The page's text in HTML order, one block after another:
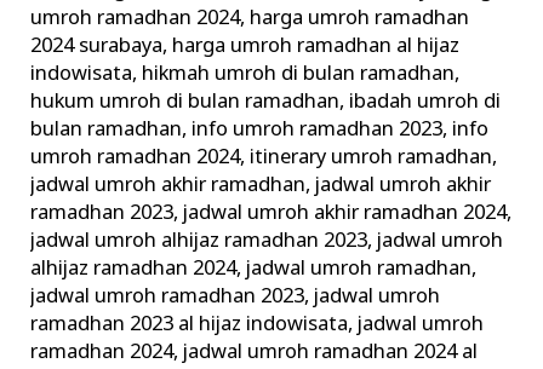
umroh ramadhan 2024, harga umroh ramadhan
2024 surabaya, harga umroh ramadhan al hijaz
indowisata, hikmah umroh di bulan ramadhan,
hukum umroh di bulan ramadhan, ibadah umroh di
bulan ramadhan, info umroh ramadhan 2023, info
umroh ramadhan 2024, itinerary umroh ramadhan,
jadwal umroh akhir ramadhan, jadwal umroh akhir
ramadhan 2023, jadwal umroh akhir ramadhan 2024,
jadwal umroh alhijaz ramadhan 2023, jadwal umroh
alhijaz ramadhan 2024, jadwal umroh ramadhan,
jadwal umroh ramadhan 2023, jadwal umroh
ramadhan 2023 al hijaz indowisata, jadwal umroh
ramadhan 2024, jadwal umroh ramadhan 2024 al